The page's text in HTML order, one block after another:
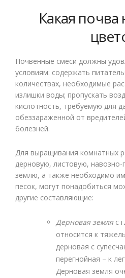
Какая
Почвенные смеси должны
условиям: содержать
количествах, необходимые
излишки воды; пропускать
кислотность, требуемую для
обеззараженной от
болезней.
Для выращивания комнатных
дерновую, листовую,
землю, а также необходимо
песок, могут понадобиться
другие составляющие:
Дерновая земля с
относится к
дерновая с
перегнойная – к
Дерновая земля